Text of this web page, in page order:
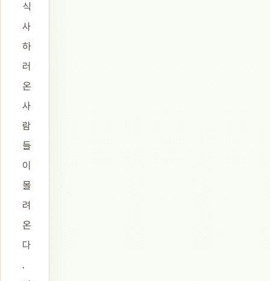
식
사
하
러
온
사
람
들
이
몰
려
온
다
.